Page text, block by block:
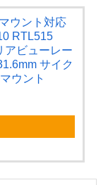
ウント対応
RTL515
アビューレー
サイク
ウント